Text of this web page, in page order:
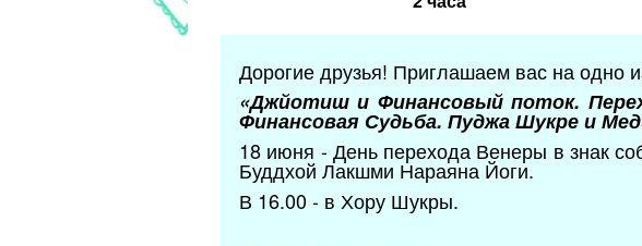
Дорогие друзья! Приглашаем вас на одно
«Джйотиш и Финансовый поток.
Финансовая Судьба. Пуджа Шукре и
18 июня - День перехода Венеры в знак
Буддхой Лакшми Нараяна Йоги.
В 16.00 - в Хору Шукры.